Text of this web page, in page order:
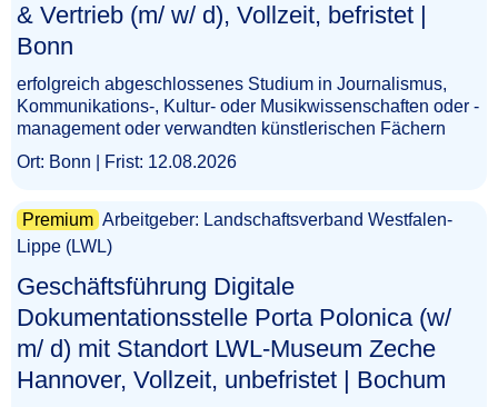
& Vertrieb (m/ w/ d), Vollzeit, befristet |
Bonn​‌‌‌‌​‌​‌​​​​​‌​‌‌‌
erfolgreich abgeschlossenes Studium in Journalismus,
Kommunikations-, Kultur- oder Musikwissenschaften oder -
management oder verwandten künstlerischen Fächern
Ort: Bonn | Frist: 12.08.2026
Premium Arbeitgeber: Landschaftsverband Westfalen-
Lippe (LWL)
Geschäftsführung Digitale
Dokumentationsstelle Porta Polonica (w/
m/ d) mit Standort LWL-Museum Zeche
Hannover, Vollzeit, unbefristet | Bochum​‌‌‌‌​‌​​‌​​‌‌​‌‌‌‌